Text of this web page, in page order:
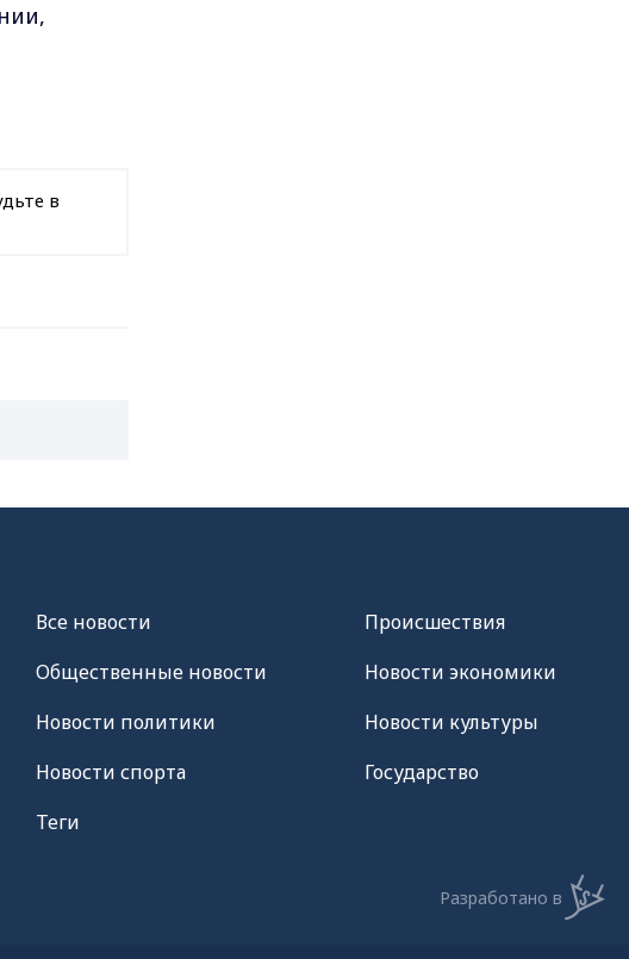
в
Все новости
Общественные новости
Новости политики
Новости спорта
Теги
Происшествия
Новости экономики
Новости культуры
Государство
Разработано в